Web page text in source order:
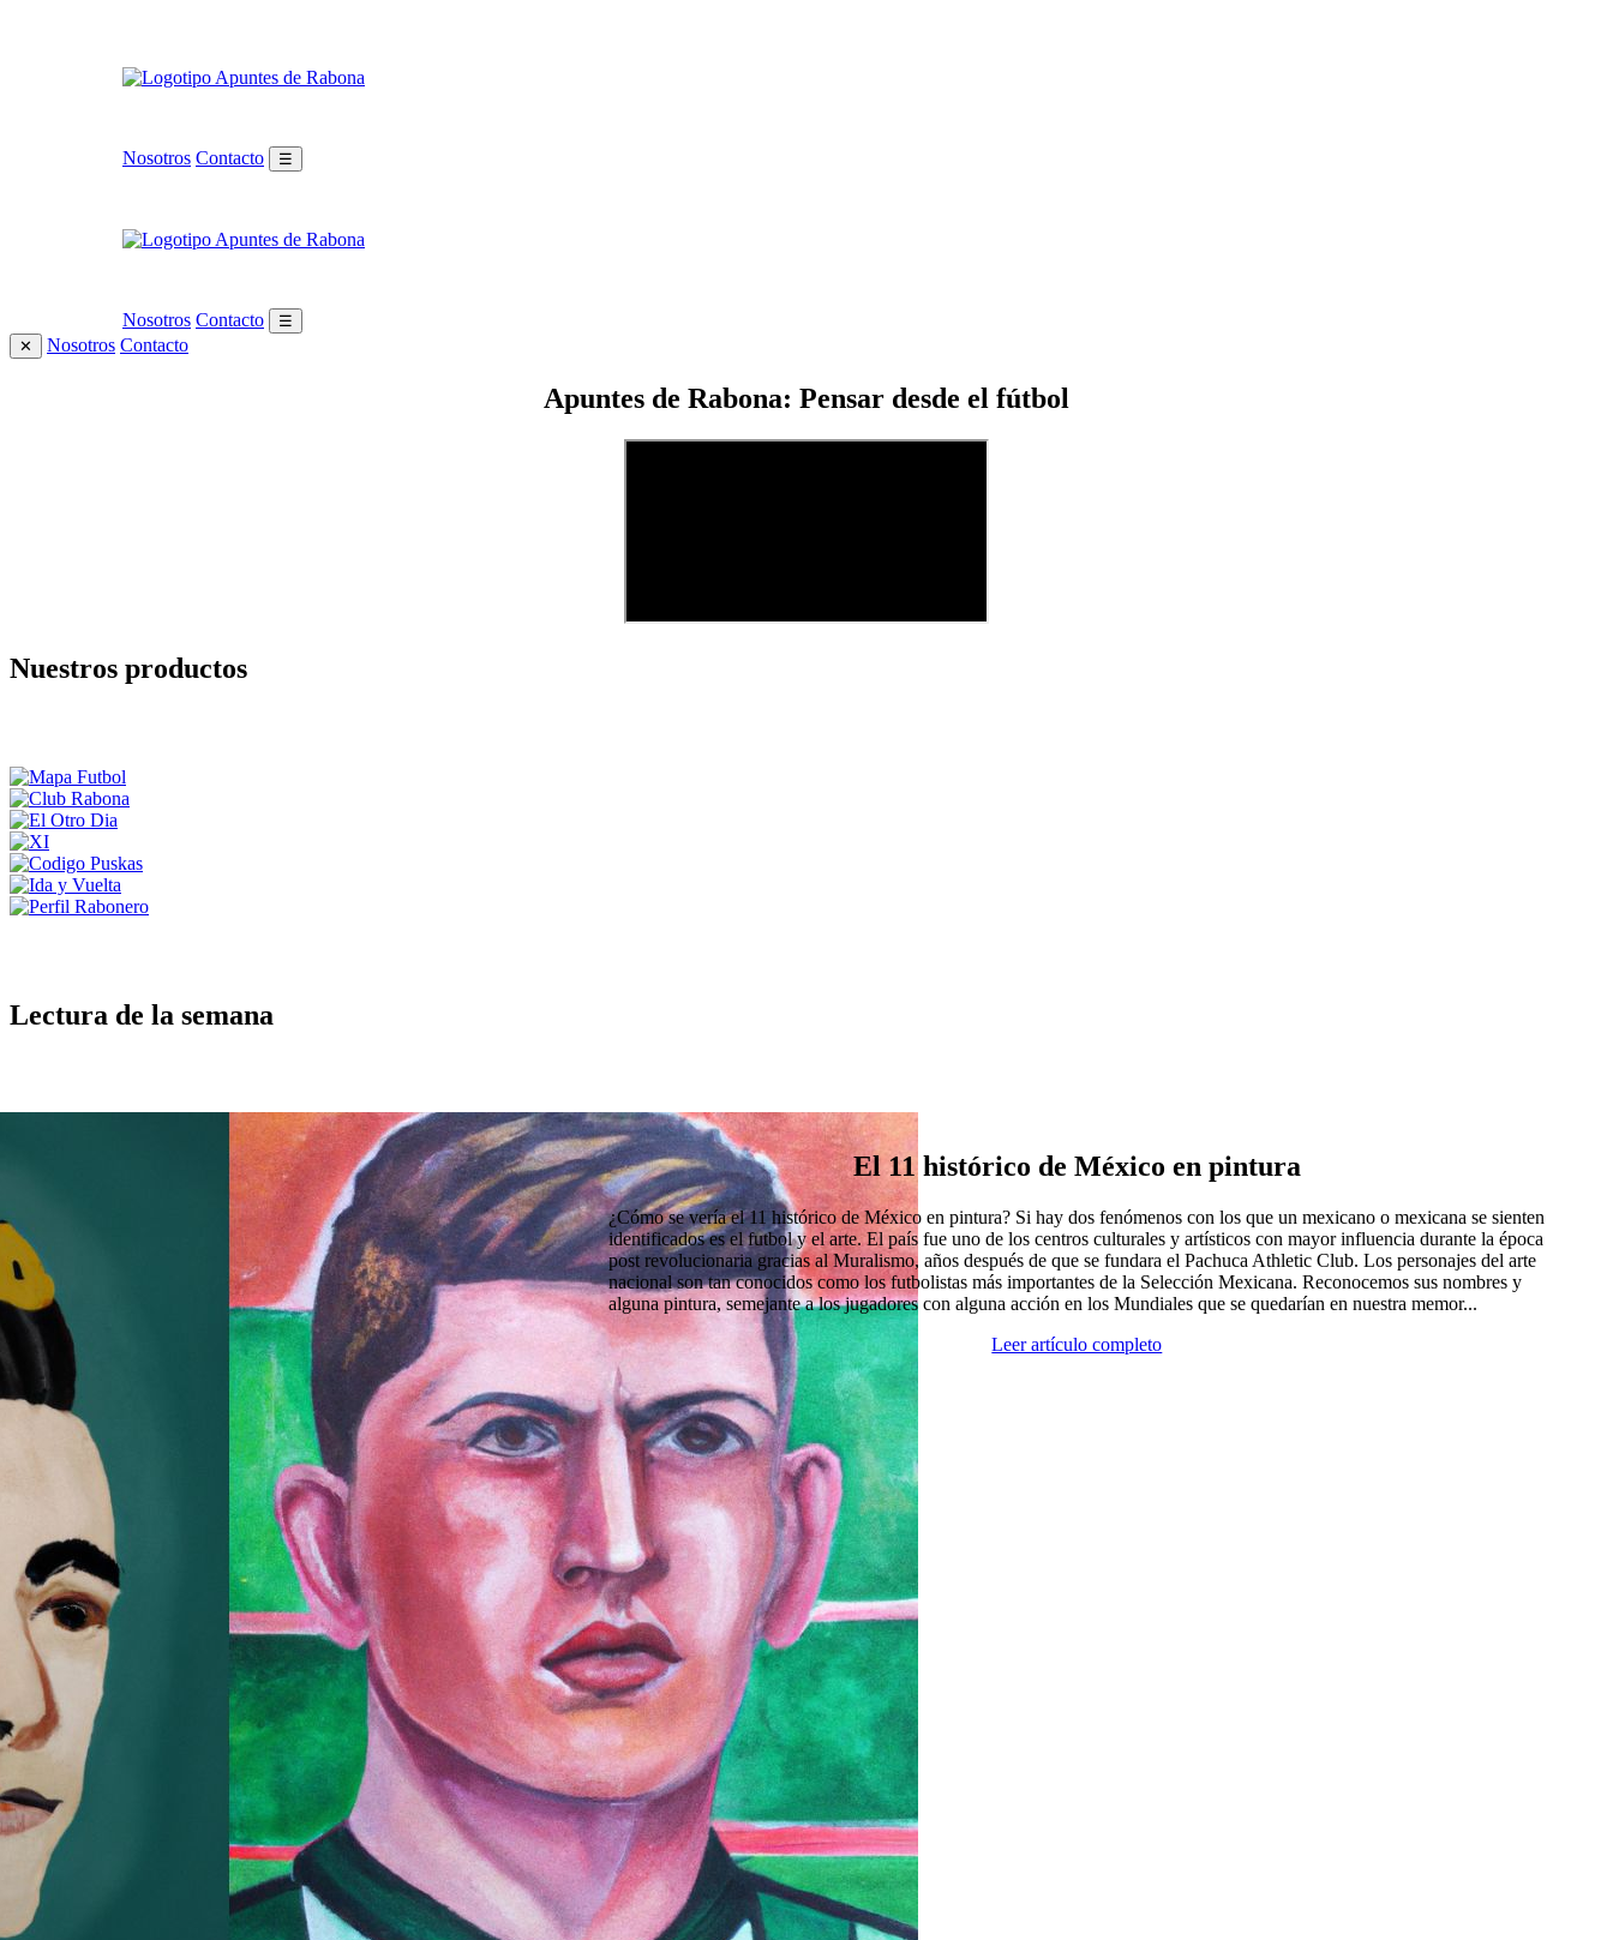
Nosotros Contacto ☰
Nosotros Contacto
☰
✕
Nosotros Contacto
Apuntes de Rabona: Pensar desde el fútbol
Nuestros productos
Lectura de la semana
El 11 histórico de México en pintura
¿Cómo se vería el 11 histórico de México en pintura? Si hay dos fenómenos con los que un mexicano o mexicana se sienten
identificados es el futbol y el arte. El país fue uno de los centros culturales y artísticos con mayor influencia durante la época
post revolucionaria gracias al Muralismo, años después de que se fundara el Pachuca Athletic Club. Los personajes del arte
nacional son tan conocidos como los futbolistas más importantes de la Selección Mexicana. Reconocemos sus nombres y
alguna pintura, semejante a los jugadores con alguna acción en los Mundiales que se quedarían en nuestra memor...
Leer artículo completo